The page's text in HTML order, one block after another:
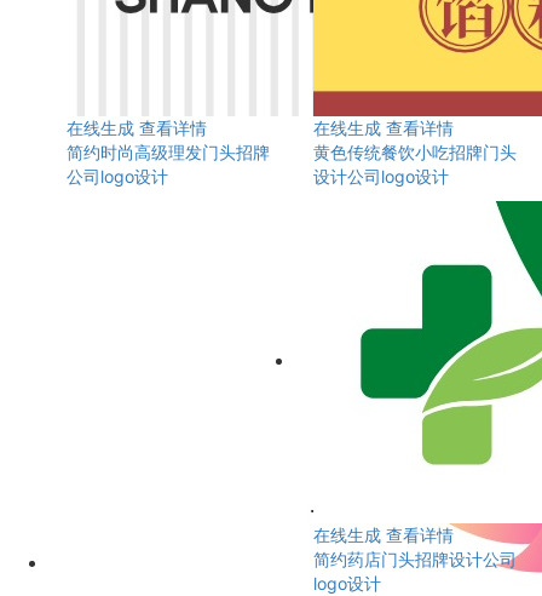
在线生成 查看详情
简约时尚高级理发门头招牌
公司logo设计
在线生成 查看详情
黄色传统餐饮小吃招牌门头
设计公司logo设计
在线生成 查看详情
简约药店门头招牌设计公司
logo设计